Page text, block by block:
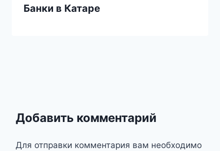
Банки в Катаре
Добавить комментарий
Для отправки комментария вам необходимо